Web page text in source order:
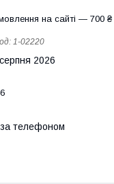
на сайті — 700 ₴
1-02220
2026
за телефоном